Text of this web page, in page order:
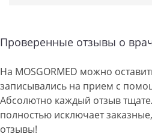
Проверенные отзывы о
На MOSGORMED можно
записывались на прием с
Абсолютно каждый отзыв
полностью исключает
отзывы!